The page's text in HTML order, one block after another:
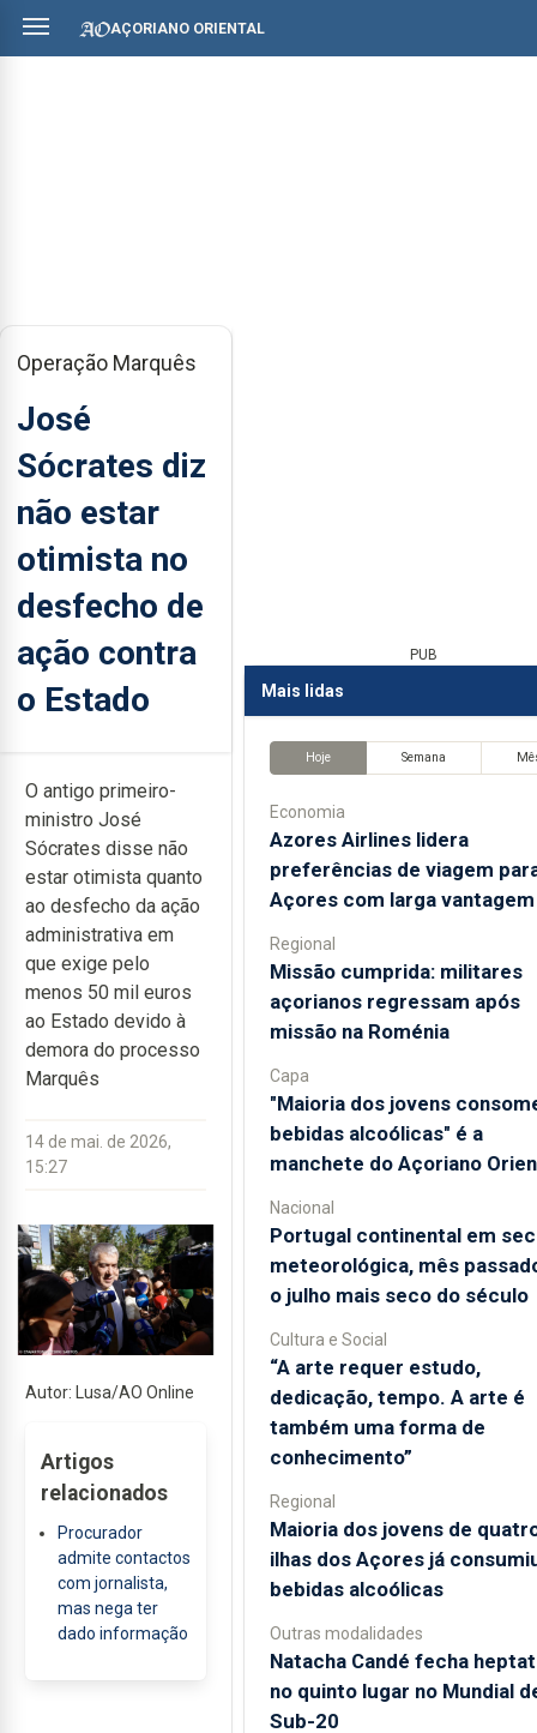
AÇORIANO ORIENTAL
Operação Marquês
José
Sócrates diz
não estar
otimista no
desfecho de
ação contra
o Estado
O antigo primeiro-
ministro José
Sócrates disse não
estar otimista quanto
ao desfecho da ação
administrativa em
que exige pelo
menos 50 mil euros
ao Estado devido à
demora do processo
Marquês
14 de mai. de 2026,
15:27
Autor: Lusa/AO Online
Artigos
relacionados
Procurador
admite contactos
com jornalista,
mas nega ter
dado informação
PUB
Mais lidas
Hoje Semana
Economia
Azores Airlines lidera
preferências de viagem
Açores com larga vantagem
Regional
Missão cumprida: militares
açorianos regressam após
missão na Roménia
Capa
"Maioria dos jovens
bebidas alcoólicas" é a
manchete do Açoriano
Nacional
Portugal continental em
meteorológica, mês
o julho mais seco do século
Cultura e Social
“A arte requer estudo,
dedicação, tempo. A arte é
também uma forma de
conhecimento”
Regional
Maioria dos jovens de
ilhas dos Açores já
bebidas alcoólicas
Outras modalidades
Natacha Candé fecha
no quinto lugar no Mundial
Sub-20